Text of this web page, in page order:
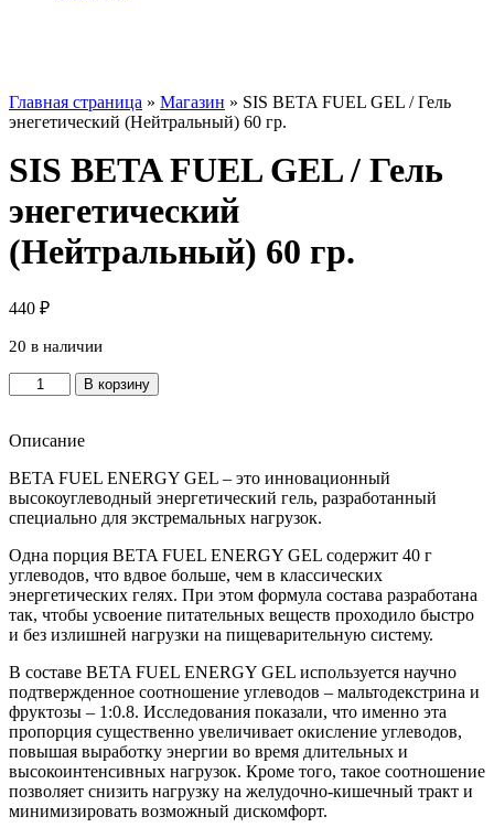
Главная страница » Магазин » SIS BETA FUEL GEL / Гель
энегетический (Нейтральный) 60 гр.
SIS BETA FUEL GEL / Гель
энегетический
(Нейтральный) 60 гр.
440 ₽
20 в наличии
Количество
товара
BETA
GEL
/
Гель
(Нейтральный)
60
гр.
В корзину
Описание
BETA FUEL ENERGY GEL – это инновационный
высокоуглеводный энергетический гель, разработанный
специально для экстремальных нагрузок.
Одна порция BETA FUEL ENERGY GEL содержит 40 г
углеводов, что вдвое больше, чем в классических
энергетических гелях. При этом формула состава разработана
так, чтобы усвоение питательных веществ проходило быстро
и без излишней нагрузки на пищеварительную систему.
В составе BETA FUEL ENERGY GEL используется научно
подтвержденное соотношение углеводов – мальтодекстрина и
фруктозы – 1:0.8. Исследования показали, что именно эта
пропорция существенно увеличивает окисление углеводов,
повышая выработку энергии во время длительных и
высокоинтенсивных нагрузок. Кроме того, такое соотношение
позволяет снизить нагрузку на желудочно-кишечный тракт и
минимизировать возможный дискомфорт.